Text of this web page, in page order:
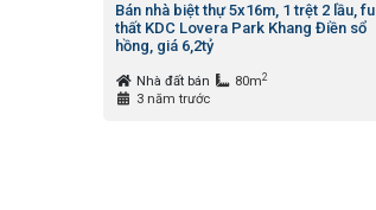
Bán nhà biệt thự 5x16m, 1 trệt 2 lầu,
thất KDC Lovera Park Khang Điền sổ
hồng, giá 6,2tỷ
Nhà đất bán 80m2
3 năm trước